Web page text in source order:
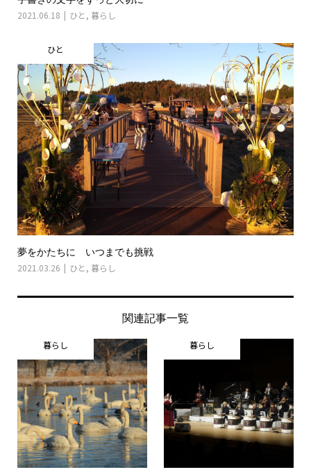
2021.06.18 ひと , 暮らし
ひと
夢をかたちに いつまでも挑戦
2021.03.26 ひと , 暮らし
関連記事一覧
暮らし 暮らし